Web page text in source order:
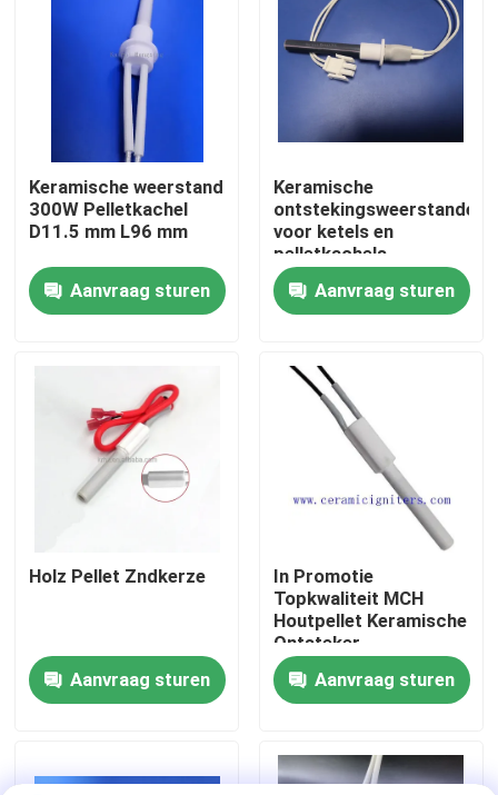
Producten
Video's
Ongeveer ons
Fabrieksreis
Kwaliteitscontrole
Verzoek om een Citaat
Keramische weerstand
300W Pelletkachel
D11.5 mm L96 mm
Aanvraag sturen
Keramische
ontstekingsweerstanden
voor ketels en
pelletkachels
Aanvraag sturen
Holz Pellet Zndkerze
Aanvraag sturen
In Promotie
Topkwaliteit MCH
Houtpellet Keramische
Ontsteker
Aanvraag sturen